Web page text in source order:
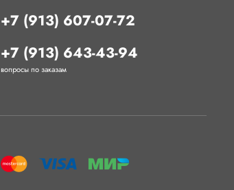
+7 (913) 607-07-72
+7 (913) 643-43-94
вопросы по заказам